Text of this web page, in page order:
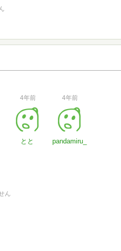
4年前
とと
4年前
pandamiru_
ん